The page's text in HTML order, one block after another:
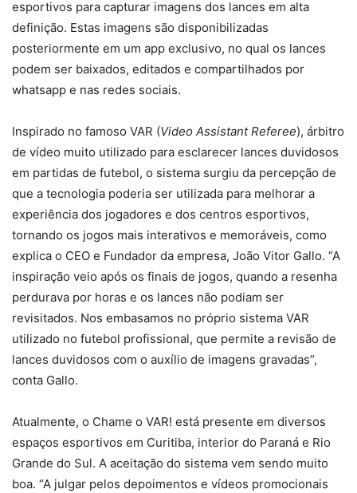
esportivos para capturar imagens dos lances em alta
definição. Estas imagens são disponibilizadas
posteriormente em um app exclusivo, no qual os lances
podem ser baixados, editados e compartilhados por
whatsapp e nas redes sociais.
Inspirado no famoso VAR (Video Assistant Referee), árbitro
de vídeo muito utilizado para esclarecer lances duvidosos
em partidas de futebol, o sistema surgiu da percepção de
que a tecnologia poderia ser utilizada para melhorar a
experiência dos jogadores e dos centros esportivos,
tornando os jogos mais interativos e memoráveis, como
explica o CEO e Fundador da empresa, João Vitor Gallo. “A
inspiração veio após os finais de jogos, quando a resenha
perdurava por horas e os lances não podiam ser
revisitados. Nos embasamos no próprio sistema VAR
utilizado no futebol profissional, que permite a revisão de
lances duvidosos com o auxílio de imagens gravadas”,
conta Gallo.
Atualmente, o Chame o VAR! está presente em diversos
espaços esportivos em Curitiba, interior do Paraná e Rio
Grande do Sul. A aceitação do sistema vem sendo muito
boa. “A julgar pelos depoimentos e vídeos promocionais